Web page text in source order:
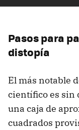
Pasos para
distopía
El más notable
científico es sin
una caja de
cuadrados